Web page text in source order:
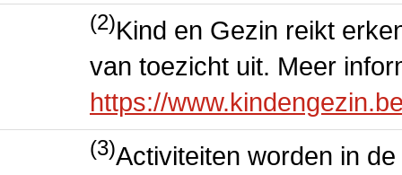
(2)Kind en Gezin reikt
van toezicht uit. Meer
https://
(3)Activiteiten worden in